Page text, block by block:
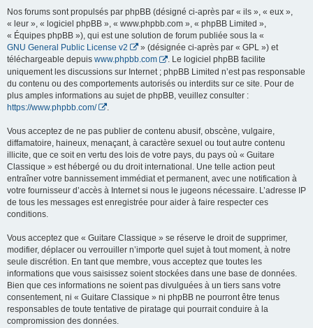
Nos forums sont propulsés par phpBB (désigné ci-après par « ils », « eux »,
« leur », « logiciel phpBB », « www.phpbb.com », « phpBB Limited »,
« Équipes phpBB »), qui est une solution de forum publiée sous la «
GNU General Public License v2
» (désignée ci-après par « GPL ») et
téléchargeable depuis www.phpbb.com
. Le logiciel phpBB facilite
uniquement les discussions sur Internet ; phpBB Limited n’est pas responsable
du contenu ou des comportements autorisés ou interdits sur ce site. Pour de
plus amples informations au sujet de phpBB, veuillez consulter :
https://www.phpbb.com/
Vous acceptez de ne pas publier de contenu abusif, obscène, vulgaire,
diffamatoire, haineux, menaçant, à caractère sexuel ou tout autre contenu
illicite, que ce soit en vertu des lois de votre pays, du pays où « Guitare
Classique » est hébergé ou du droit international. Une telle action peut
entraîner votre bannissement immédiat et permanent, avec une notification à
votre fournisseur d’accès à Internet si nous le jugeons nécessaire. L’adresse IP
de tous les messages est enregistrée pour aider à faire respecter ces
conditions.
Vous acceptez que « Guitare Classique » se réserve le droit de supprimer,
modifier, déplacer ou verrouiller n’importe quel sujet à tout moment, à notre
seule discrétion. En tant que membre, vous acceptez que toutes les
informations que vous saisissez soient stockées dans une base de données.
Bien que ces informations ne soient pas divulguées à un tiers sans votre
consentement, ni « Guitare Classique » ni phpBB ne pourront être tenus
responsables de toute tentative de piratage qui pourrait conduire à la
compromission des données.